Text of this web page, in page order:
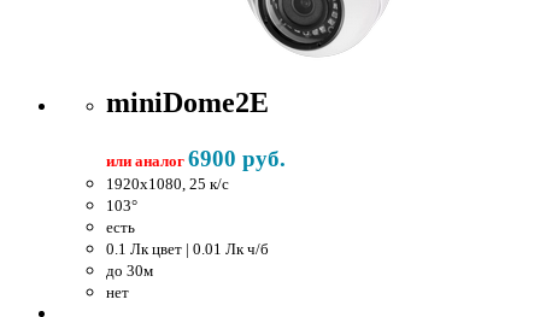
miniDome2E
или аналог 6900 руб.
1920x1080, 25 к/c
103°
есть
0.1 Лк цвет | 0.01 Лк ч/б
до 30м
нет